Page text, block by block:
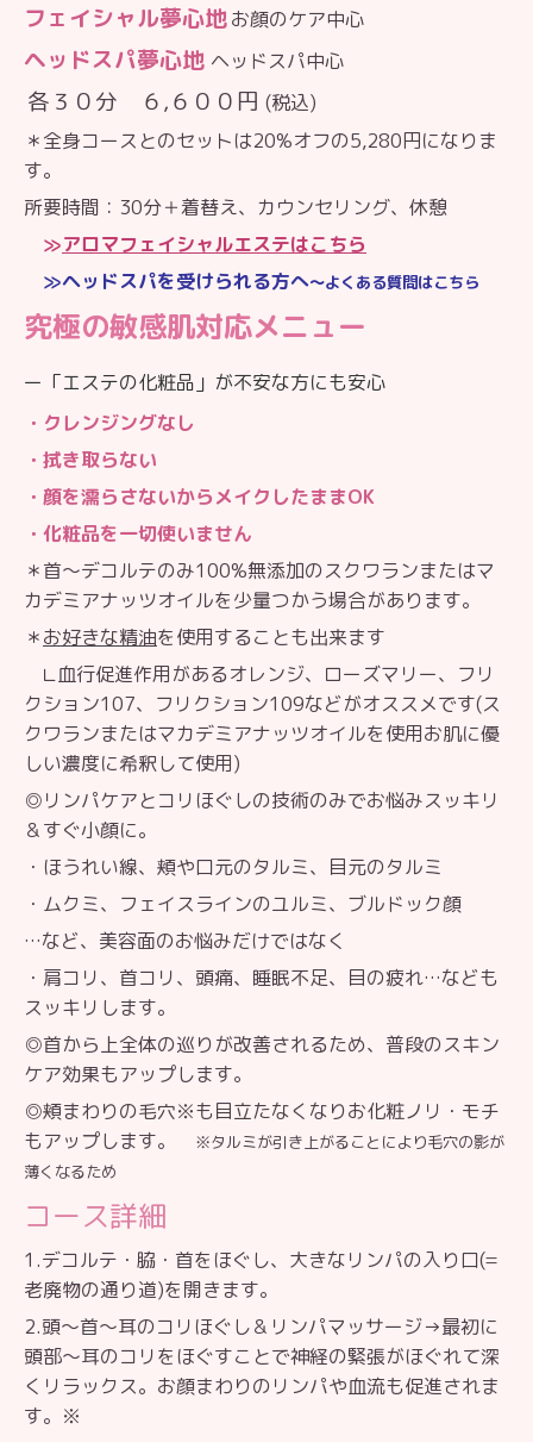
フェイシャル夢心地お顔のケア中心
ヘッドスパ夢心地 ヘッドスパ中心
各３０分 ６,６００円 (税込)
＊全身コースとのセットは20%オフの5,280円になりま
す。
所要時間：30分＋着替え、カウンセリング、休憩
≫アロマフェイシャルエステはこちら
≫ヘッドスパを受けられる方へ〜よくある質問はこちら
究極の敏感肌対応メニュー
ー「エステの化粧品」が不安な方にも安心
・クレンジングなし
・拭き取らない
・顔を濡らさないからメイクしたままOK
・化粧品を一切使いません
＊首〜デコルテのみ100%無添加のスクワランまたはマ
カデミアナッツオイルを少量つかう場合があります。
＊お好きな精油を使用することも出来ます
∟血行促進作用があるオレンジ、ローズマリー、フリ
クション107、フリクション109などがオススメです(ス
クワランまたはマカデミアナッツオイルを使用お肌に優
しい濃度に希釈して使用)
◎リンパケアとコリほぐしの技術のみでお悩みスッキリ
＆すぐ小顔に。
・ほうれい線、頬や口元のタルミ、 目元のタルミ
・ムクミ、フェイスラインのユルミ、ブルドック顔
…など、美容面のお悩みだけではなく
・肩コリ、首コリ、頭痛、 睡眠不足、目の疲れ…なども
スッキリします。
◎首から上全体の巡りが改善されるため、 普段のスキン
ケア効果もアップします。
◎頬まわりの毛穴※も目立たなくなりお化粧ノリ・モチ
もアップします。
※タルミが引き上がることにより毛穴の影が
薄くなるため
コース詳細
1.デコルテ・脇・首をほぐし、大きなリンパの入り口(=
老廃物の通り道)を開きます。
2.頭〜首〜耳のコリほぐし＆リンパマッサージ→最初に
頭部〜耳のコリをほぐすことで神経の緊張がほぐれて深
くリラックス。お顔まわりのリンパや血流も促進されま
す。※